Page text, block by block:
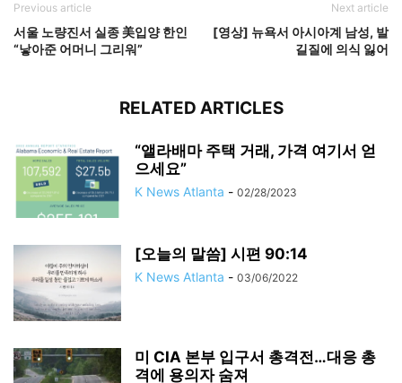
Previous article
서울 노량진서 실종 美입양 한인
“낳아준 어머니 그리워”
Next article
[영상] 뉴욕서 아시아계 남성, 발
길질에 의식 잃어
RELATED ARTICLES
“앨라배마 주택 거래, 가격 여기서 얻
으세요”
K News Atlanta - 02/28/2023
[오늘의 말씀] 시편 90:14
K News Atlanta - 03/06/2022
미 CIA 본부 입구서 총격전…대응 총
격에 용의자 숨져